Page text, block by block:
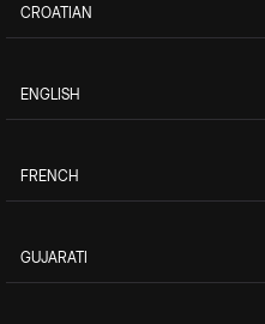
CROATIAN
ENGLISH
FRENCH
GUJARATI